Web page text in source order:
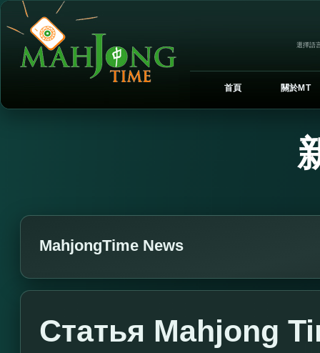
選擇語
首頁 關於MT
MahjongTime News
Статья Mahjong